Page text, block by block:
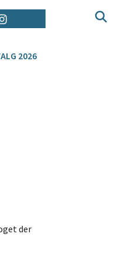
2026
der